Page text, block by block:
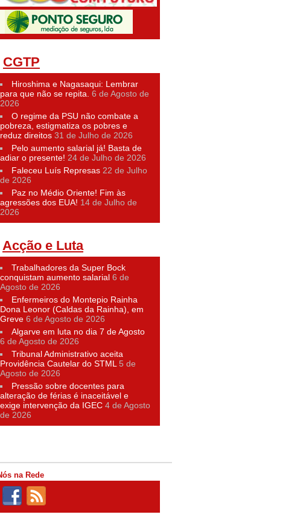
CGTP
Hiroshima e Nagasaqui: Lembrar
para que não se repita. 6 de Agosto de
2026
O regime da PSU não combate a
pobreza, estigmatiza os pobres e
reduz direitos 31 de Julho de 2026
Pelo aumento salarial já! Basta de
adiar o presente! 24 de Julho de 2026
Faleceu Luís Represas 22 de Julho
de 2026
Paz no Médio Oriente! Fim às
agressões dos EUA! 14 de Julho de
2026
Acção e Luta
Trabalhadores da Super Bock
conquistam aumento salarial 6 de
Agosto de 2026
Enfermeiros do Montepio Rainha
Dona Leonor (Caldas da Rainha), em
Greve 6 de Agosto de 2026
Algarve em luta no dia 7 de Agosto
6 de Agosto de 2026
Tribunal Administrativo aceita
Providência Cautelar do STML 5 de
Agosto de 2026
Pressão sobre docentes para
alteração de férias é inaceitável e
exige intervenção da IGEC 4 de Agosto
de 2026
na Rede